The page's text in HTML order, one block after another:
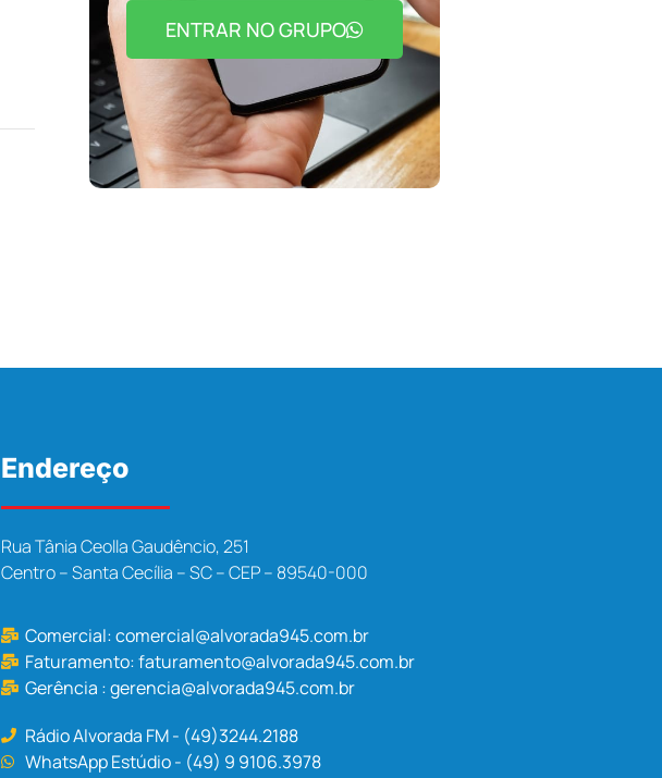
ENTRAR NO GRUPO
Endereço
Rua Tânia Ceolla Gaudêncio, 251
Centro – Santa Cecília – SC – CEP – 89540-000
Comercial:comercial@alvorada945.com.br
Faturamento:faturamento@alvorada945.com.br
Gerência :gerencia@alvorada945.com.br
Rádio Alvorada FM - (49)3244.2188
WhatsApp Estúdio - (49) 9 9106.3978